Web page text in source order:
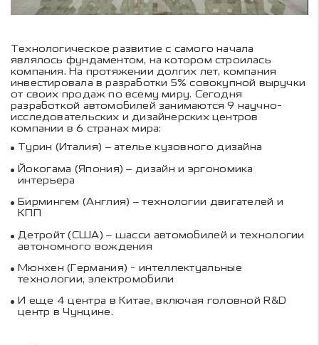
Технологическое развитие с самого начала
являлось фундаментом, на котором строилась
компания. На протяжении долгих лет, компания
инвестировала в разработки 5% совокупной выручки
от своих продаж по всему миру. Сегодня
разработкой автомобилей занимаются 9 научно-
исследовательских и дизайнерских центров
компании в 6 странах мира:
Турин (Италия) – ателье кузовного дизайна
Йокогама (Япония) – дизайн и эргономика
интерьера
Бирмингем (Англия) – технологии двигателей и
КПП
Детройт (США) – шасси автомобилей и технологии
автономного вождения
Мюнхен (Германия) - интеллектуальные
технологии, электромобили
И еще 4 центра в Китае, включая головной R&D
центр в Чунцине.